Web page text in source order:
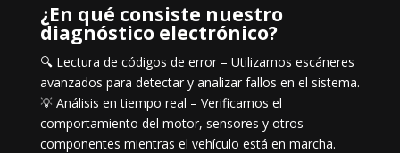
¿En qué consiste nuestro
diagnóstico electrónico?
🔍 Lectura de códigos de error – Utilizamos escáneres
avanzados para detectar y analizar fallos en el sistema.
💡 Análisis en tiempo real – Verificamos el
comportamiento del motor, sensores y otros
componentes mientras el vehículo está en marcha.